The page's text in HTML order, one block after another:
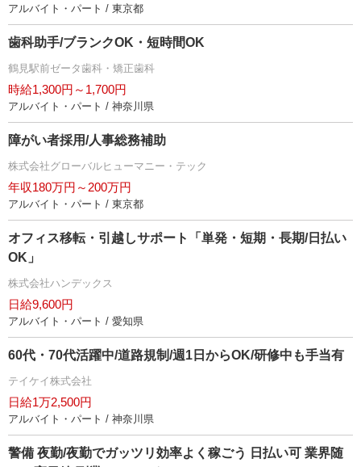
アルバイト・パート / 東京都
歯科助手/ブランクOK・短時間OK
鶴見駅前ゼータ歯科・矯正歯科
時給1,300円～1,700円
アルバイト・パート / 神奈川県
障がい者採用/人事総務補助
株式会社グローバルヒューマニー・テック
年収180万円～200万円
アルバイト・パート / 東京都
オフィス移転・引越しサポート「単発・短期・長期/日払い
OK」
株式会社ハンデックス
日給9,600円
アルバイト・パート / 愛知県
60代・70代活躍中/道路規制/週1日からOK/研修中も手当有
テイケイ株式会社
日給1万2,500円
アルバイト・パート / 神奈川県
警備 夜勤/夜勤でガッツリ効率よく稼ごう 日払い可 業界随